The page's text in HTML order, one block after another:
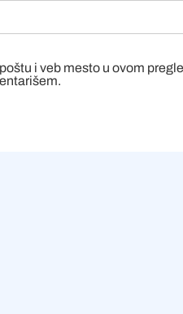
i veb mesto u ovom